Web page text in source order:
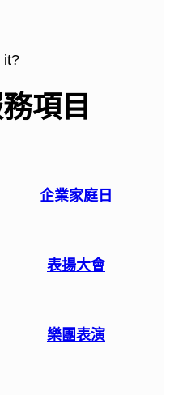
it?
項目
企業家庭日
表揚大會
樂團表演